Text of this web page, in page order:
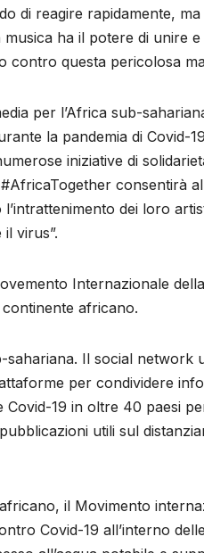
di reagire rapidamente,
ha il potere di unire e
questa pericolosa
per l’Africa sub-
la pandemia di Covid-
iniziative di
consentirà
dei loro
virus”.
Internazionale
africano.
Il social network
per condividere
Covid-19 in oltre 40 paesi
utili sul
il Movimento
Covid-19 all’interno delle